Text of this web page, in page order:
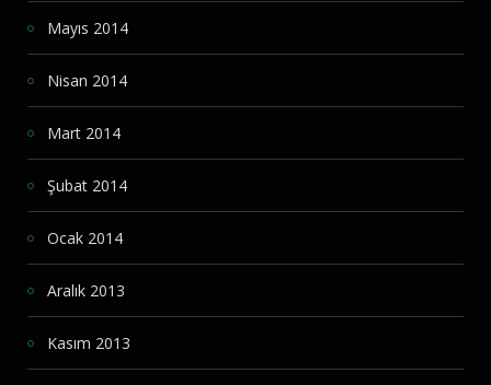
Mayıs 2014
Nisan 2014
Mart 2014
Şubat 2014
Ocak 2014
Aralık 2013
Kasım 2013